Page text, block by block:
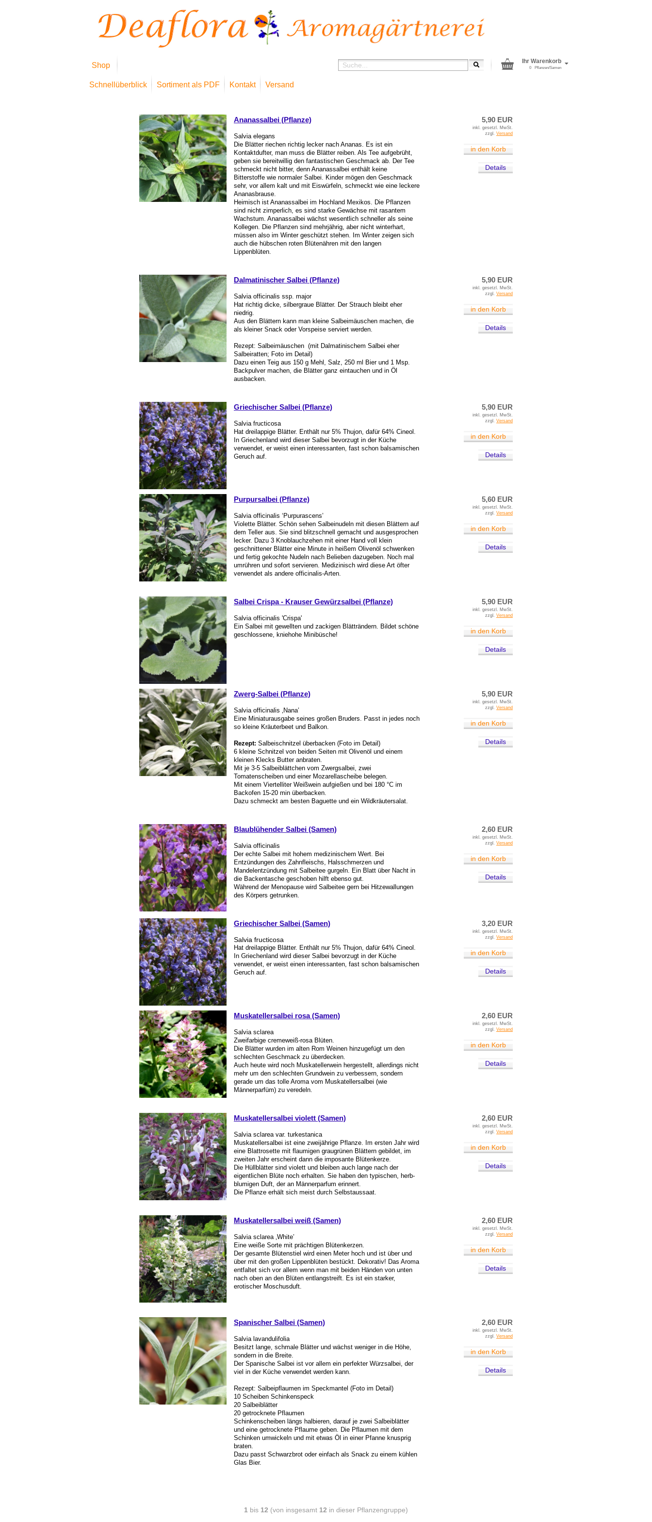
Shop
Schnellüberblick Sortiment als PDF Kontakt Versand
Ihr Warenkorb
Pflanzen/Samen
0
Ananassalbei (Pflanze)
Salvia elegans
Die Blätter riechen richtig lecker nach Ananas. Es ist ein
Kontaktdufter, man muss die Blätter reiben. Als Tee aufgebrüht,
geben sie bereitwillig den fantastischen Geschmack ab. Der Tee
schmeckt nicht bitter, denn Ananassalbei enthält keine
Bitterstoffe wie normaler Salbei. Kinder mögen den Geschmack
sehr, vor allem kalt und mit Eiswürfeln, schmeckt wie eine leckere
Ananasbrause.
Heimisch ist Ananassalbei im Hochland Mexikos. Die Pflanzen
sind nicht zimperlich, es sind starke Gewächse mit rasantem
Wachstum. Ananassalbei wächst wesentlich schneller als seine
Kollegen. Die Pflanzen sind mehrjährig, aber nicht winterhart,
müssen also im Winter geschützt stehen. Im Winter zeigen sich
auch die hübschen roten Blütenähren mit den langen
Lippenblüten.
5,90 EUR
inkl. gesetzl. MwSt.
zzgl. Versand
in den Korb
Details
Dalmatinischer Salbei (Pflanze)
Salvia officinalis ssp. major
Hat richtig dicke, silbergraue Blätter. Der Strauch bleibt eher
niedrig.
Aus den Blättern kann man kleine Salbeimäuschen machen, die
als kleiner Snack oder Vorspeise serviert werden.
Rezept: Salbeimäuschen (mit Dalmatinischem Salbei eher
Salbeiratten; Foto im Detail)
Dazu einen Teig aus 150 g Mehl, Salz, 250 ml Bier und 1 Msp.
Backpulver machen, die Blätter ganz eintauchen und in Öl
ausbacken.
5,90 EUR
inkl. gesetzl. MwSt.
zzgl. Versand
in den Korb
Details
Griechischer Salbei (Pflanze)
Salvia fructicosa
Hat dreilappige Blätter. Enthält nur 5% Thujon, dafür 64% Cineol.
In Griechenland wird dieser Salbei bevorzugt in der Küche
verwendet, er weist einen interessanten, fast schon balsamischen
Geruch auf.
5,90 EUR
inkl. gesetzl. MwSt.
zzgl. Versand
in den Korb
Details
Purpursalbei (Pflanze)
Salvia officinalis ‘Purpurascens’
Violette Blätter. Schön sehen Salbeinudeln mit diesen Blättern auf
dem Teller aus. Sie sind blitzschnell gemacht und ausgesprochen
lecker. Dazu 3 Knoblauchzehen mit einer Hand voll klein
geschnittener Blätter eine Minute in heißem Olivenöl schwenken
und fertig gekochte Nudeln nach Belieben dazugeben. Noch mal
umrühren und sofort servieren. Medizinisch wird diese Art öfter
verwendet als andere officinalis-Arten.
5,60 EUR
inkl. gesetzl. MwSt.
zzgl. Versand
in den Korb
Details
Salbei Crispa - Krauser Gewürzsalbei (Pflanze)
Salvia officinalis 'Crispa'
Ein Salbei mit gewellten und zackigen Blätträndern. Bildet schöne
geschlossene, kniehohe Minibüsche!
5,90 EUR
inkl. gesetzl. MwSt.
zzgl. Versand
in den Korb
Details
Zwerg-Salbei (Pflanze)
Salvia officinalis ‚Nana’
Eine Miniaturausgabe seines großen Bruders. Passt in jedes noch
so kleine Kräuterbeet und Balkon.
Rezept: Salbeischnitzel überbacken (Foto im Detail)
6 kleine Schnitzel von beiden Seiten mit Olivenöl und einem
kleinen Klecks Butter anbraten.
Mit je 3-5 Salbeiblättchen vom Zwergsalbei, zwei
Tomatenscheiben und einer Mozarellascheibe belegen.
Mit einem Viertelliter Weißwein aufgießen und bei 180 °C im
Backofen 15-20 min überbacken.
Dazu schmeckt am besten Baguette und ein Wildkräutersalat.
5,90 EUR
inkl. gesetzl. MwSt.
zzgl. Versand
in den Korb
Details
Blaublühender Salbei (Samen)
Salvia officinalis
Der echte Salbei mit hohem medizinischem Wert. Bei
Entzündungen des Zahnfleischs, Halsschmerzen und
Mandelentzündung mit Salbeitee gurgeln. Ein Blatt über Nacht in
die Backentasche geschoben hilft ebenso gut.
Während der Menopause wird Salbeitee gern bei Hitzewallungen
des Körpers getrunken.
2,60 EUR
inkl. gesetzl. MwSt.
zzgl. Versand
in den Korb
Details
Griechischer Salbei (Samen)
Salvia fructicosa
Hat dreilappige Blätter. Enthält nur 5% Thujon, dafür 64% Cineol.
In Griechenland wird dieser Salbei bevorzugt in der Küche
verwendet, er weist einen interessanten, fast schon balsamischen
Geruch auf.
3,20 EUR
inkl. gesetzl. MwSt.
zzgl. Versand
in den Korb
Details
Muskatellersalbei rosa (Samen)
Salvia sclarea
Zweifarbige cremeweiß-rosa Blüten.
Die Blätter wurden im alten Rom Weinen hinzugefügt um den
schlechten Geschmack zu überdecken.
Auch heute wird noch Muskatellerwein hergestellt, allerdings nicht
mehr um den schlechten Grundwein zu verbessern, sondern
gerade um das tolle Aroma vom Muskatellersalbei (wie
Männerparfüm) zu veredeln.
2,60 EUR
inkl. gesetzl. MwSt.
zzgl. Versand
in den Korb
Details
Muskatellersalbei violett (Samen)
Salvia sclarea var. turkestanica
Muskatellersalbei ist eine zweijährige Pflanze. Im ersten Jahr wird
eine Blattrosette mit flaumigen graugrünen Blättern gebildet, im
zweiten Jahr erscheint dann die imposante Blütenkerze.
Die Hüllblätter sind violett und bleiben auch lange nach der
eigentlichen Blüte noch erhalten. Sie haben den typischen, herb-
blumigen Duft, der an Männerparfum erinnert.
Die Pflanze erhält sich meist durch Selbstaussaat.
2,60 EUR
inkl. gesetzl. MwSt.
zzgl. Versand
in den Korb
Details
Muskatellersalbei weiß (Samen)
Salvia sclarea ‚White’
Eine weiße Sorte mit prächtigen Blütenkerzen.
Der gesamte Blütenstiel wird einen Meter hoch und ist über und
über mit den großen Lippenblüten bestückt. Dekorativ! Das Aroma
entfaltet sich vor allem wenn man mit beiden Händen von unten
nach oben an den Blüten entlangstreift. Es ist ein starker,
erotischer Moschusduft.
2,60 EUR
inkl. gesetzl. MwSt.
zzgl. Versand
in den Korb
Details
Spanischer Salbei (Samen)
Salvia lavandulifolia
Besitzt lange, schmale Blätter und wächst weniger in die Höhe,
sondern in die Breite.
Der Spanische Salbei ist vor allem ein perfekter Würzsalbei, der
viel in der Küche verwendet werden kann.
Rezept: Salbeipflaumen im Speckmantel (Foto im Detail)
10 Scheiben Schinkenspeck
20 Salbeiblätter
20 getrocknete Pflaumen
Schinkenscheiben längs halbieren, darauf je zwei Salbeiblätter
und eine getrocknete Pflaume geben. Die Pflaumen mit dem
Schinken umwickeln und mit etwas Öl in einer Pfanne knusprig
braten.
Dazu passt Schwarzbrot oder einfach als Snack zu einem kühlen
Glas Bier.
2,60 EUR
inkl. gesetzl. MwSt.
zzgl. Versand
in den Korb
Details
1 bis 12 (von insgesamt 12 in dieser Pflanzengruppe)